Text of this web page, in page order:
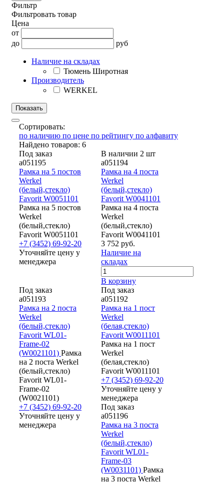
Фильтр
Фильтровать товар
Цена
от
до
руб
Наличие на складах
Тюмень Широтная
Производитель
WERKEL
Сортировать:
по наличию по цене по рейтингу по алфавиту
Найдено товаров: 6
Под заказ
a051195
Рамка на 5 постов
Werkel
(белый,стекло)
Favorit W0051101
Рамка на 5 постов
Werkel
(белый,стекло)
Favorit W0051101
+7 (3452) 69-92-20
Уточняйте цену у
менеджера
В наличии 2 шт
a051194
Рамка на 4 поста
Werkel
(белый,стекло)
Favorit W0041101
Рамка на 4 поста
Werkel
(белый,стекло)
Favorit W0041101
3 752 руб.
Наличие на
складах
В корзину
Под заказ
a051193
Рамка на 2 поста
Werkel
(белый,стекло)
Favorit WL01-
Frame-02
(W0021101) Рамка
на 2 поста Werkel
(белый,стекло)
Favorit WL01-
Frame-02
(W0021101)
+7 (3452) 69-92-20
Уточняйте цену у
менеджера
Под заказ
a051192
Рамка на 1 пост
Werkel
(белая,стекло)
Favorit W0011101
Рамка на 1 пост
Werkel
(белая,стекло)
Favorit W0011101
+7 (3452) 69-92-20
Уточняйте цену у
менеджера
Под заказ
a051196
Рамка на 3 поста
Werkel
(белый,стекло)
Favorit WL01-
Frame-03
(W0031101) Рамка
на 3 поста Werkel